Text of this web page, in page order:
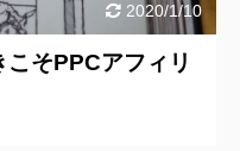
2020/1/10
こそPPCアフィリ